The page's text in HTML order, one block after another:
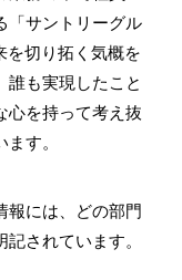
「サントリーグル
を切り拓く気概を
誰も実現したこと
心を持って考え抜
す。
報には、どの部門
されています。